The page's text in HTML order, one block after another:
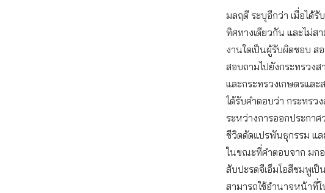
มลฤดี ระบุอีกว่า เมื่อได้รั
ทิศทางเดียวกัน และไม่ส
งานใดเป็นผู้รับผิดชอบ ส
สอบถามไปยังกระทรวง
และกระทรวงเกษตรแล
ได้รับคำตอบว่า กระทรว
ระหว่างการออกประกา
ชีวิตดัดแปรพันธุกรรม แล
ในขณะที่คำตอบจาก มก
สับปะรดจีเอ็มโอสีชมพูเป็
สามารถใช้อำนาจหน้าที่